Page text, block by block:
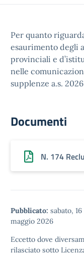
Per quanto
esaurimento degli
provinciali e
nelle
supplenze a.s.
Documenti
N. 174
Pubblicato: sabato,
maggio 2026
Eccetto dove
rilasciato sotto